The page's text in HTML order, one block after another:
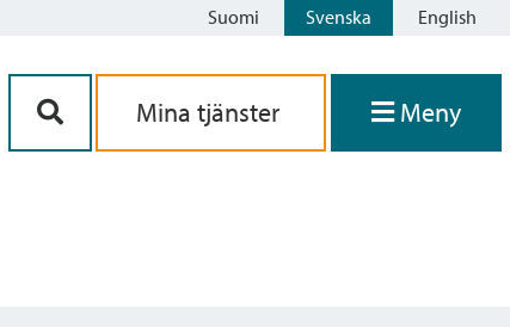
Suomi Svenska English
Mina tjänster Meny